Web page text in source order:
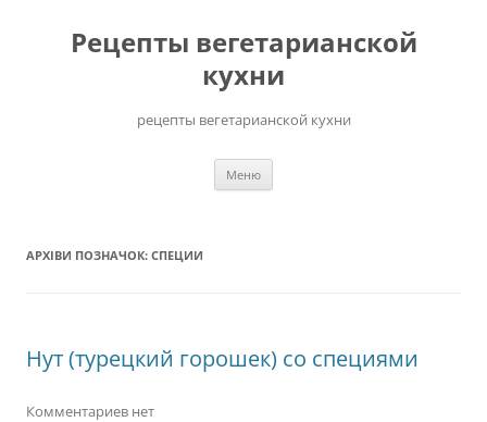
Рецепты вегетарианской
кухни
рецепты вегетарианской кухни
Меню
АРХІВИ ПОЗНАЧОК: СПЕЦИИ
Нут (турецкий горошек) со специями
Комментариев нет